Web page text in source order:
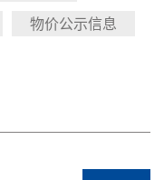
物价公示信息